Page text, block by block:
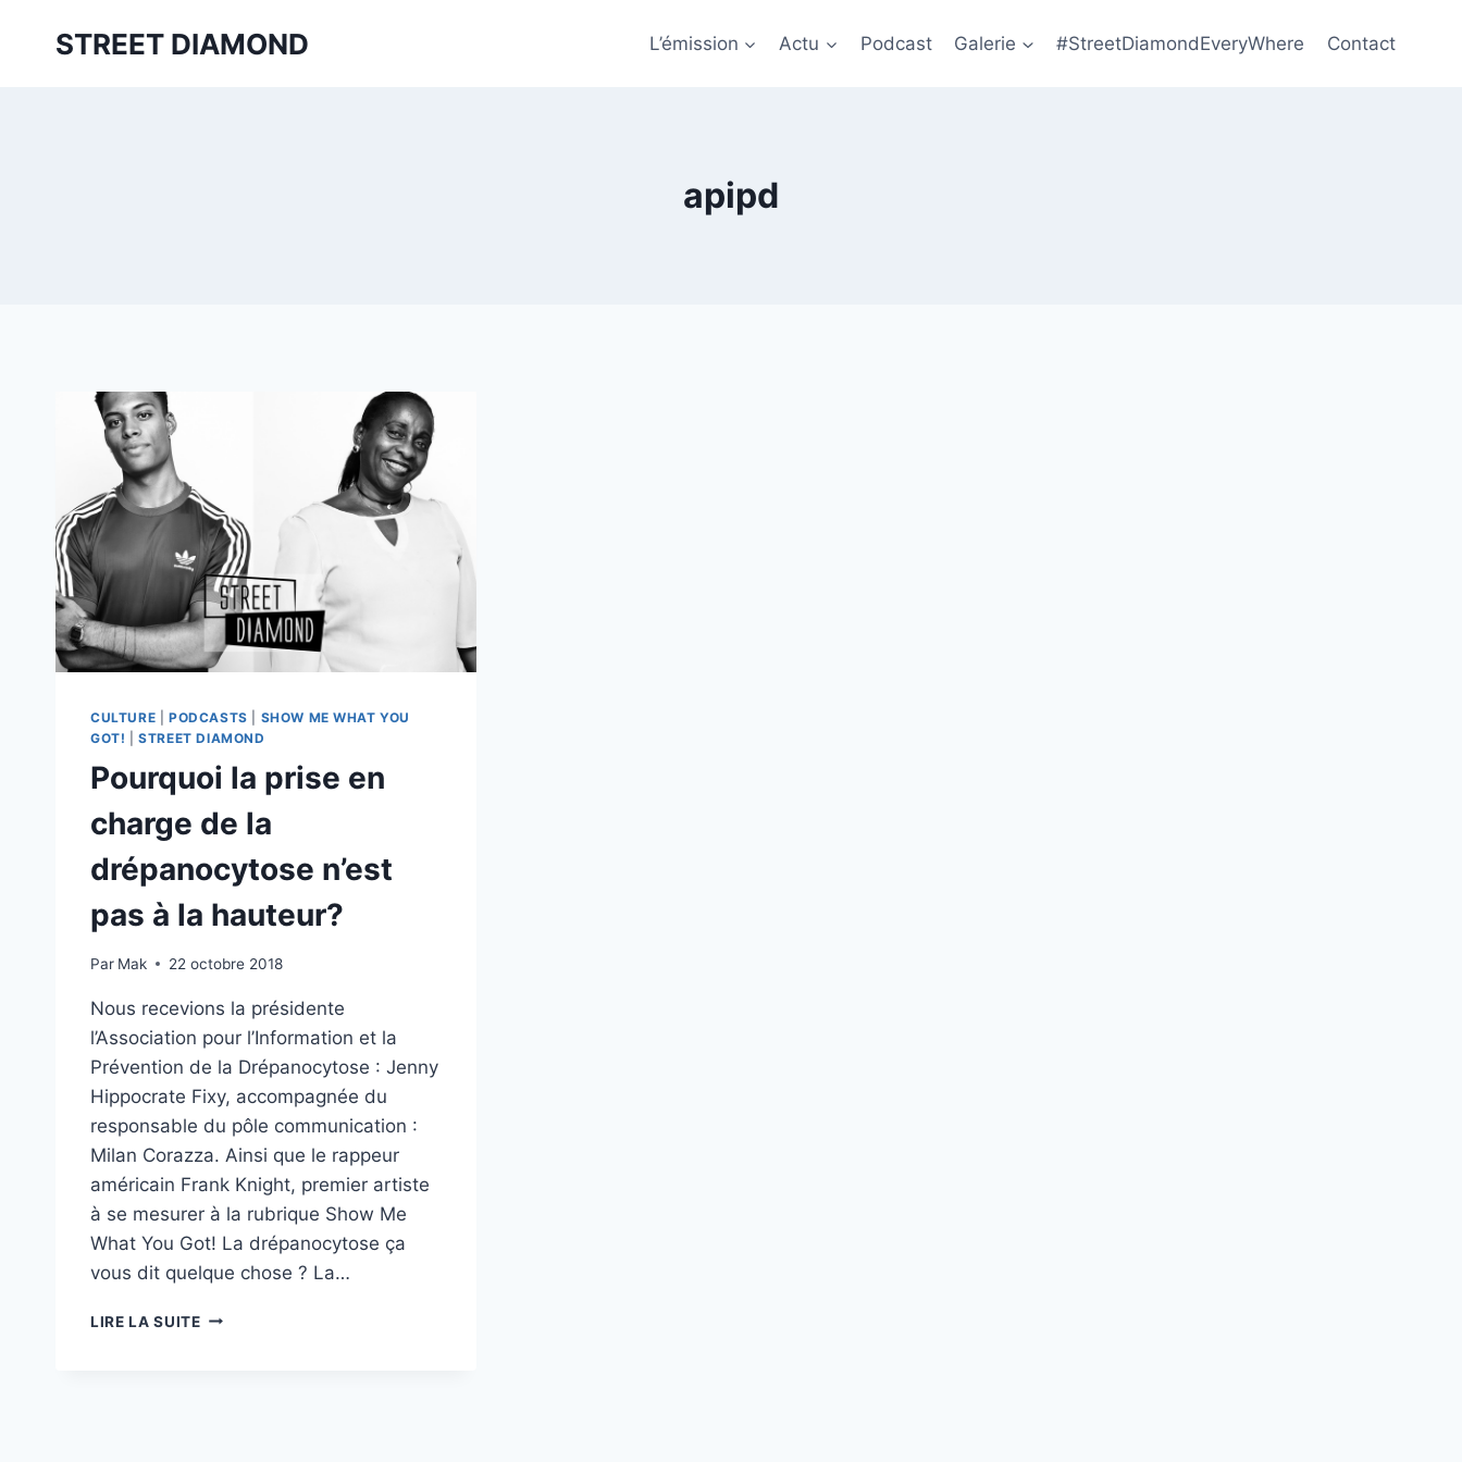
STREET DIAMOND L’émission Actu Podcast Galerie #StreetDiamondEveryWhere Contact
apipd
CULTURE PODCASTS
SHOW ME WHAT YOU
GOT! |STREET DIAMOND
Pourquoi la prise en
charge de la
drépanocytose n’est
pas à la hauteur?
Par Mak 22 octobre 2018
Nous recevions la présidente
l’Association pour l’Information et la
Prévention de la Drépanocytose : Jenny
Hippocrate Fixy, accompagnée du
responsable du pôle communication :
Milan Corazza. Ainsi que le rappeur
américain Frank Knight, premier artiste
à se mesurer à la rubrique Show Me
What You Got! La drépanocytose ça
vous dit quelque chose ? La…
LIRE LA SUITEPOURQUOI